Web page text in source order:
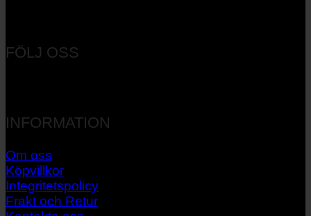
FÖLJ OSS
INFORMATION
Om oss
Köpvillkor
Integritetspolicy
Frakt och Retur